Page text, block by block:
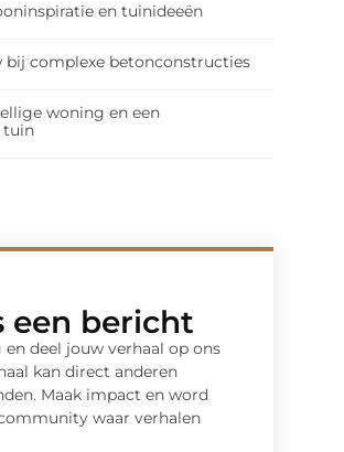
en tuinideeën
bij complexe betonconstructies
woning en een
tuin
een bericht
en deel jouw verhaal op ons
kan direct anderen
Maak impact en word
waar verhalen